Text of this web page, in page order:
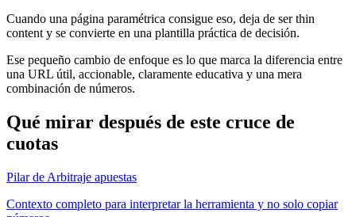
Cuando una página paramétrica consigue eso, deja de ser thin
content y se convierte en una plantilla práctica de decisión.
Ese pequeño cambio de enfoque es lo que marca la diferencia entre
una URL útil, accionable, claramente educativa y una mera
combinación de números.
Qué mirar después de este cruce de
cuotas
Pilar de Arbitraje apuestas
Contexto completo para interpretar la herramienta y no solo copiar